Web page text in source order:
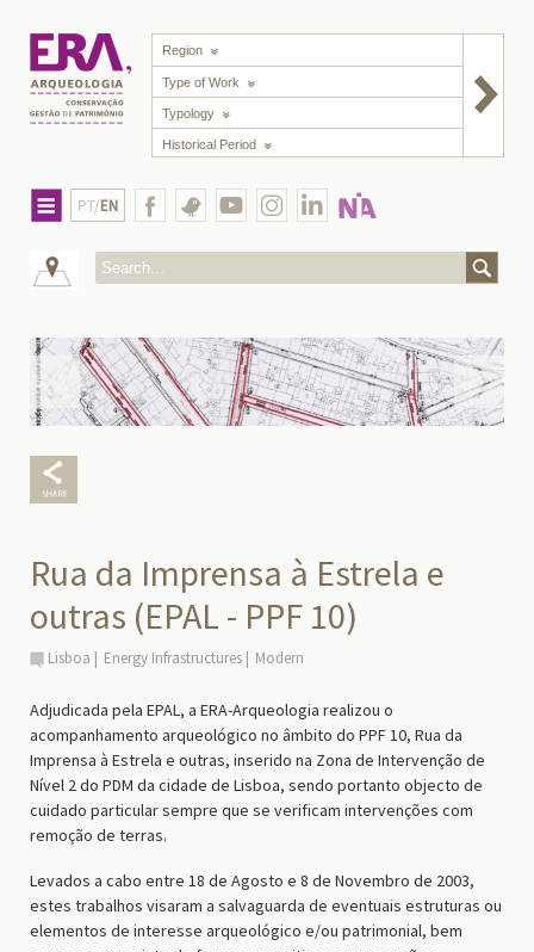
Region
Type of Work
Typology
Historical Period
PT/EN
Rua da Imprensa à Estrela e
outras (EPAL - PPF 10)
Lisboa Energy Infrastructures Modern
Adjudicada pela EPAL, a ERA-Arqueologia realizou o
acompanhamento arqueológico no âmbito do PPF 10, Rua da
Imprensa à Estrela e outras, inserido na Zona de Intervenção de
Nível 2 do PDM da cidade de Lisboa, sendo portanto objecto de
cuidado particular sempre que se verificam intervenções com
remoção de terras.
Levados a cabo entre 18 de Agosto e 8 de Novembro de 2003,
estes trabalhos visaram a salvaguarda de eventuais estruturas ou
elementos de interesse arqueológico e/ou patrimonial, bem